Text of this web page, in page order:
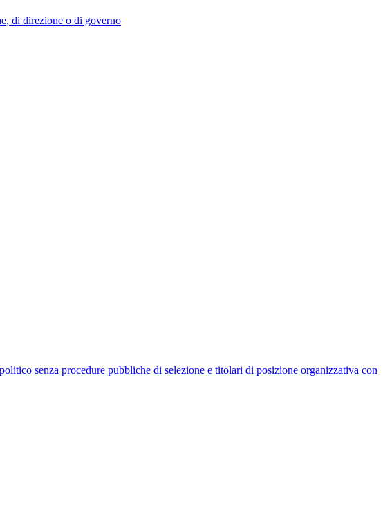
di direzione o di governo
senza procedure pubbliche di selezione e titolari di posizione organizzativa con